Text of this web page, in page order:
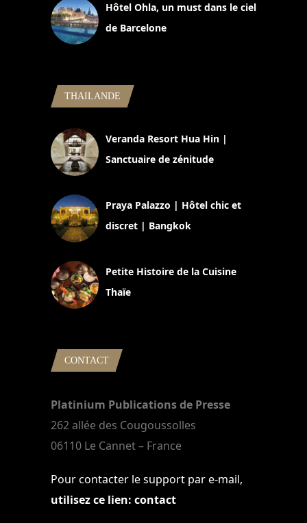
Hôtel Ohla, un must dans le ciel
de Barcelone
THAILANDE
Veranda Resort Hua Hin |
Sanctuaire de zénitude
Praya Palazzo | Hôtel chic et
discret | Bangkok
Petite Histoire de la Cuisine
Thaïe
CONTACT
Platinium Publications de Presse
262 allée des Cougoussolles
06110 Le Cannet – France
Pour contacter le support par e-mail,
utilisez ce lien: contact